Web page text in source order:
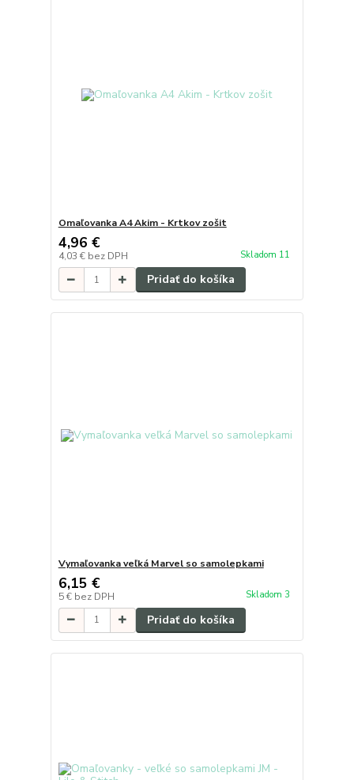
Omaľovanka A4 Akim - Krtkov zošit
4,96 €
4,03 € bez DPH Skladom 11
Pridať do košíka
Vymaľovanka veľká Marvel so samolepkami
6,15 €
5 € bez DPH Skladom 3
Pridať do košíka